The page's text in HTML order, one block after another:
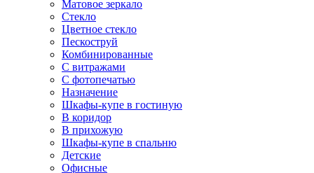
Матовое зеркало
Стекло
Цветное стекло
Пескоструй
Комбинированные
С витражами
С фотопечатью
Назначение
Шкафы-купе в гостиную
В коридор
В прихожую
Шкафы-купе в спальню
Детские
Офисные